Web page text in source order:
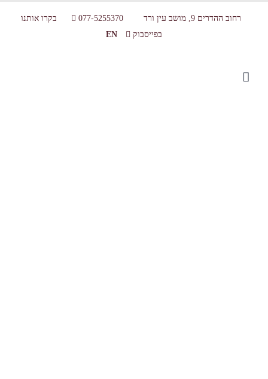
רחוב ההדרים 9, מושב עין ורד 077-5255370
בקרו אותנו
בפייסבוק
EN